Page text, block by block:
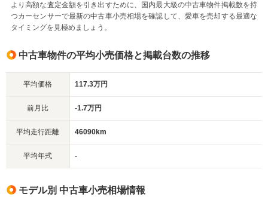
より高額な査定金額を引き出すために、国内最大級の中古車物件掲載数を持
つカーセンサーで最新の中古車小売相場を確認して、愛車を売却する最適な
タイミングを見極めましょう。
中古車物件の平均小売価格と掲載台数の推移
平均価格 117.3万円
前月比 -1.7万円
平均走行距離 46090km
平均年式 -
モデル別 中古車小売相場情報